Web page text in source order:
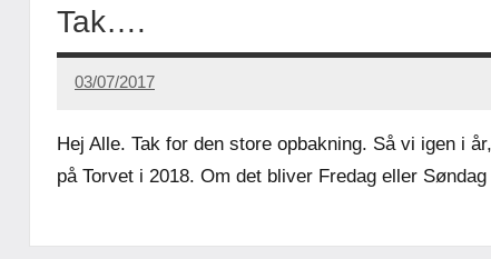
Tak….
03/07/2017
Carsten
Hej Alle. Tak for den store opbakning. Så vi igen i
på Torvet i 2018. Om det bliver Fredag eller